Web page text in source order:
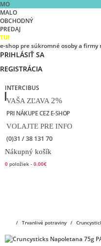
MO
MALO
OBCHODNÝ
PREDAJ
TU!
e-shop pre súkromné osoby a
PRIHLÁSIŤ SA
REGISTRÁCIA
INTERCIBUS
VAŠA ZĽAVA 2%
PRI NÁKUPE CEZ E-SHOP
VOLAJTE PRE INFO
(0)31 / 38 131 70
Nákupný košík
0 položiek - 0.00€
Trvanlivé potraviny